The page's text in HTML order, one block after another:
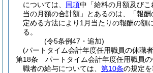
については、 同項中「給料の月額及び
当の月額の合計額」とあるのは、「報
定める方法により1月当たりの報酬の額
る。
(令5条例47・追加)
(パートタイム会計年度任用職員の休職
第18条
パートタイム会計年度任用職員
職者の給与については、 第10条の規定を